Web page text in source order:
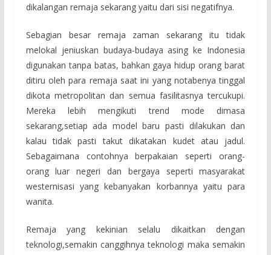
dikalangan remaja sekarang yaitu dari sisi negatifnya.
Sebagian besar remaja zaman sekarang itu tidak
melokal jeniuskan budaya-budaya asing ke Indonesia
digunakan tanpa batas, bahkan gaya hidup orang barat
ditiru oleh para remaja saat ini yang notabenya tinggal
dikota metropolitan dan semua fasilitasnya tercukupi.
Mereka lebih mengikuti trend mode dimasa
sekarang,setiap ada model baru pasti dilakukan dan
kalau tidak pasti takut dikatakan kudet atau jadul.
Sebagaimana contohnya berpakaian seperti orang-
orang luar negeri dan bergaya seperti masyarakat
westernisasi yang kebanyakan korbannya yaitu para
wanita.
Remaja yang kekinian selalu dikaitkan dengan
teknologi,semakin canggihnya teknologi maka semakin